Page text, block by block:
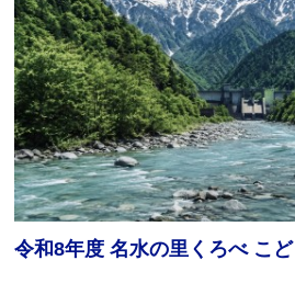
令和8年度 名水の里くろべ こ